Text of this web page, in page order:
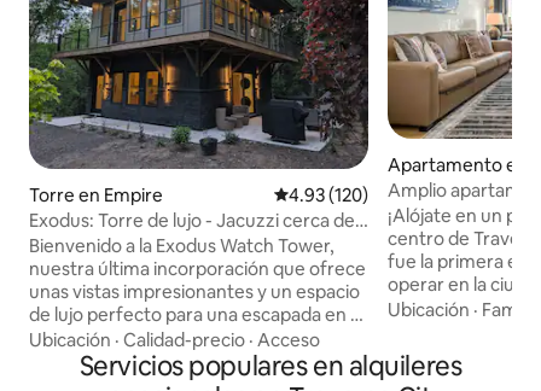
Torre en Empire Calificación promedio: 4.93 de
4.93 (120)
Exodus: Torre de lujo - Jacuzzi cerca de
Sleeping Bear
Bienvenido a la Exodus Watch Tower,
nuestra última incorporación que ofrece
unas vistas impresionantes y un espacio
de lujo perfecto para una escapada en el
corazón de Empire. Esta casa presenta
una experiencia única e inolvidable
desde la vista panorámica de la ventana
Ubicación · Calidad-precio · Acceso
Apartamento en
City
Amplio
ciudad en una
bomberos
¡Alójate en un
centro de Traverse City!
fue la primera
operar en la
en la planta baja
capacidad para
huéspedes con
Ubicación ·
Servicios populares en alquileres